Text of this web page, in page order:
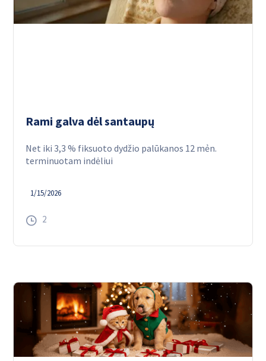
Rami galva dėl santaupų
Net iki 3,3 % fiksuoto dydžio palūkanos 12 mẻn.
terminuotam indėliui
1/15/2026
2